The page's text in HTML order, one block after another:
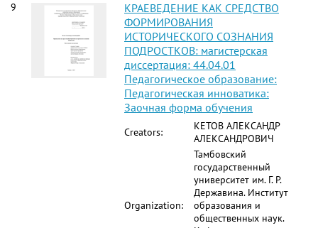
9
КРАЕВЕДЕНИЕ КАК СРЕДСТВО
ФОРМИРОВАНИЯ
ИСТОРИЧЕСКОГО СОЗНАНИЯ
ПОДРОСТКОВ: магистерская
диссертация: 44.04.01
Педагогическое образование:
Педагогическая инноватика:
Заочная форма обучения
Creators:
КЕТОВ АЛЕКСАНДР
АЛЕКСАНДРОВИЧ
Organization:
Тамбовский
государственный
университет им. Г. Р.
Державина. Институт
образования и
общественных наук.